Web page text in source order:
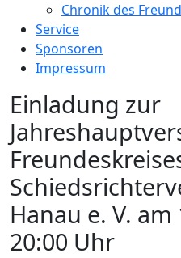
Chronik des
Service
Sponsoren
Impressum
Einladung zur
Hanau e. V.
20:00 Uhr